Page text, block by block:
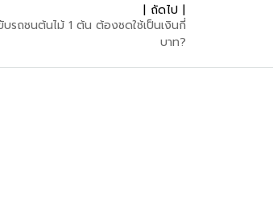
| ถัดไป |
บรถชนต้นไม้ 1 ต้น ต้องชดใช้เป็นเงินกี่
บาท?